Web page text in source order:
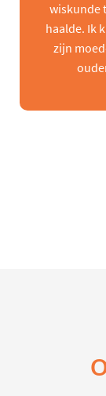
wiskunde
haalde. Ik
zijn